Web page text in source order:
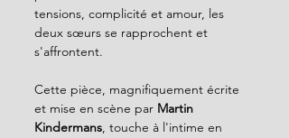
tensions, complicité et amour, les
deux sœurs se rapprochent et
s'affrontent.
Cette pièce, magnifiquement écrite
et mise en scène par Martin
Kindermans, touche à l'intime en